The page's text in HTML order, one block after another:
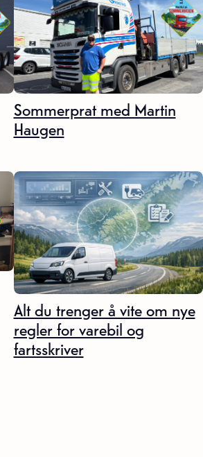
Sommerprat med Martin
Haugen
Alt du trenger å vite om nye
regler for varebil og
fartsskriver